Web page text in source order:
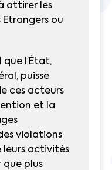
attirer les
Etrangers ou
que l’État,
puisse
ces acteurs
et la
violations
leurs activités
que plus